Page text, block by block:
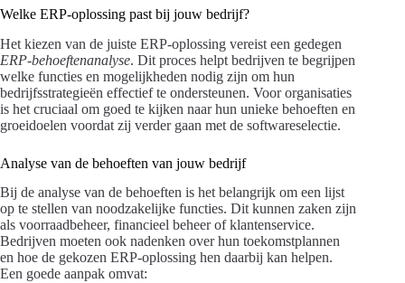
Welke ERP-oplossing past bij jouw bedrijf?
Het kiezen van de juiste ERP-oplossing vereist een gedegen
ERP-behoeftenanalyse. Dit proces helpt bedrijven te begrijpen
welke functies en mogelijkheden nodig zijn om hun
bedrijfsstrategieën effectief te ondersteunen. Voor organisaties
is het cruciaal om goed te kijken naar hun unieke behoeften en
groeidoelen voordat zij verder gaan met de softwareselectie.
Analyse van de behoeften van jouw bedrijf
Bij de analyse van de behoeften is het belangrijk om een lijst
op te stellen van noodzakelijke functies. Dit kunnen zaken zijn
als voorraadbeheer, financieel beheer of klantenservice.
Bedrijven moeten ook nadenken over hun toekomstplannen
en hoe de gekozen ERP-oplossing hen daarbij kan helpen.
Een goede aanpak omvat: